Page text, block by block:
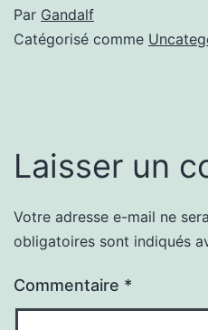
Par Gandalf
Catégorisé comme
Laisser un
Votre adresse e-mail ne
obligatoires sont indiqués
Commentaire *